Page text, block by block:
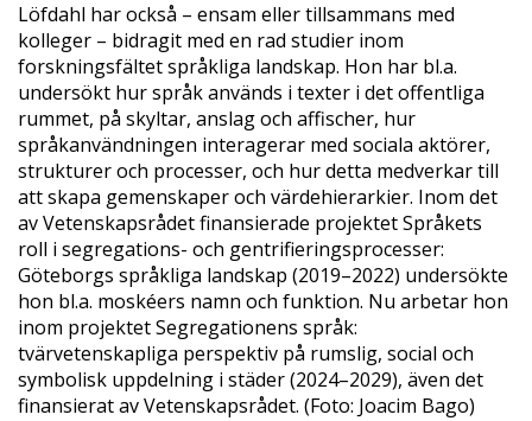
Löfdahl har också – ensam eller tillsammans med
kolleger – bidragit med en rad studier inom
forskningsfältet språkliga landskap. Hon har bl.a.
undersökt hur språk används i texter i det offentliga
rummet, på skyltar, anslag och affischer, hur
språkanvändningen interagerar med sociala aktörer,
strukturer och processer, och hur detta medverkar till
att skapa gemenskaper och värdehierarkier. Inom det
av Vetenskapsrådet finansierade projektet Språkets
roll i segregations- och gentrifieringsprocesser:
Göteborgs språkliga landskap (2019–2022) undersökte
hon bl.a. moskéers namn och funktion. Nu arbetar hon
inom projektet Segregationens språk:
tvärvetenskapliga perspektiv på rumslig, social och
symbolisk uppdelning i städer (2024–2029), även det
finansierat av Vetenskapsrådet. (Foto: Joacim Bago)